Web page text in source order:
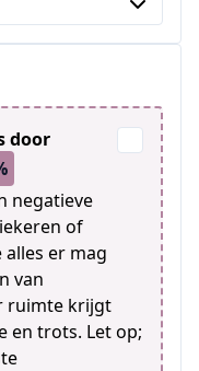
door
negatieve
of
er mag
van
ruimte krijgt
en trots. Let op;